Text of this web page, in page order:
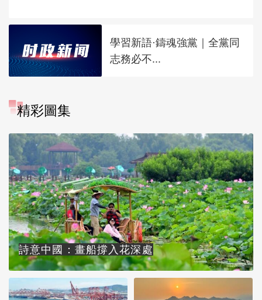
學習新語·鑄魂強黨｜全黨同
志務必不...
精彩圖集
詩意中國：畫船撐入花深處